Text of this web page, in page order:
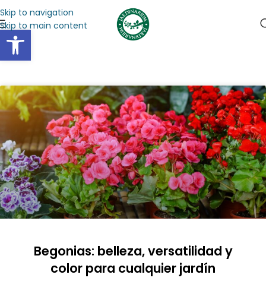
Abrir barra de herramientas
Skip to navigation
Skip to main content
Begonias: belleza, versatilidad y
color para cualquier jardín